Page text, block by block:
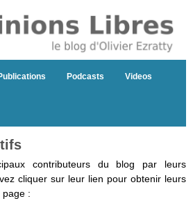
Podcasts Videos
contributeurs du blog par leurs
cliquer sur leur lien pour obtenir leurs
page :